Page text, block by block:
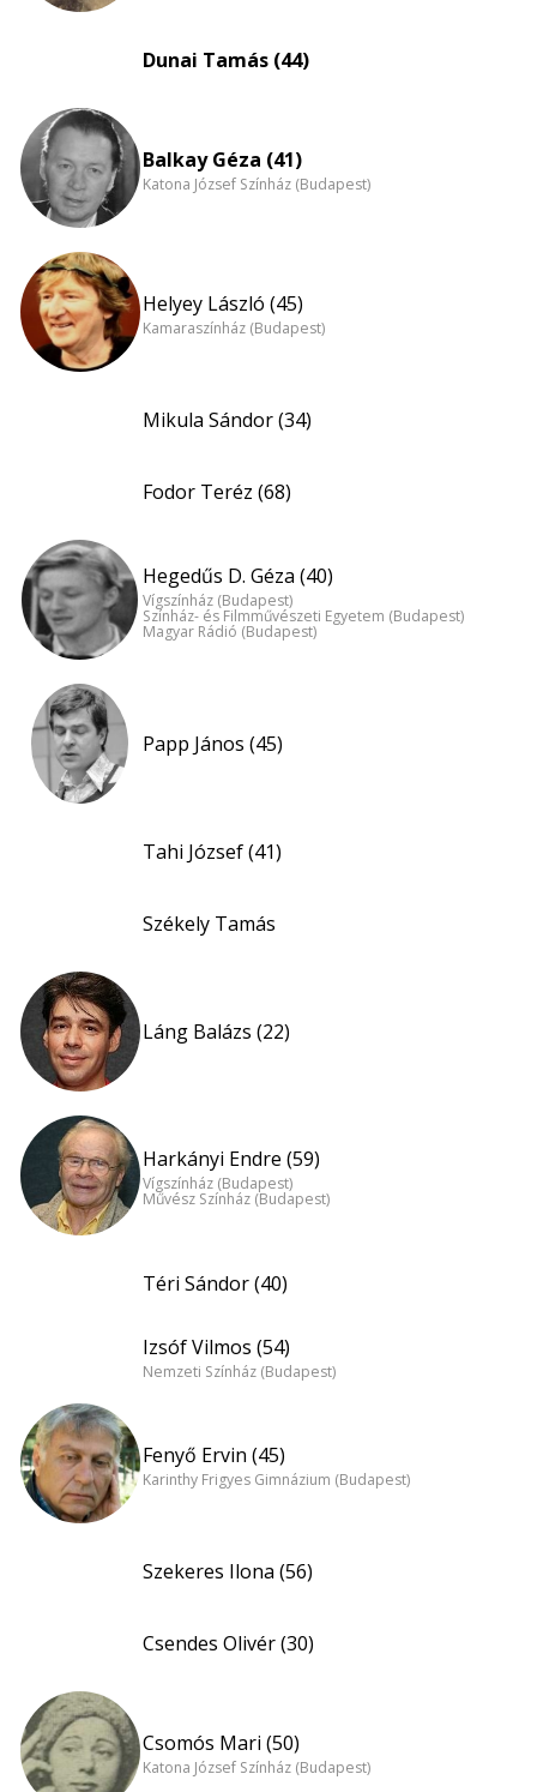
Dunai Tamás (44)
Balkay Géza (41)
Katona József Színház (Budapest)
Helyey László (45)
Kamaraszínház (Budapest)
Mikula Sándor (34)
Fodor Teréz (68)
Hegedűs D. Géza (40)
Vígszínház (Budapest)
Színház- és Filmművészeti Egyetem (Budapest)
Magyar Rádió (Budapest)
Papp János (45)
Tahi József (41)
Székely Tamás
Láng Balázs (22)
Harkányi Endre (59)
Vígszínház (Budapest)
Művész Színház (Budapest)
Téri Sándor (40)
Izsóf Vilmos (54)
Nemzeti Színház (Budapest)
Fenyő Ervin (45)
Karinthy Frigyes Gimnázium (Budapest)
Szekeres Ilona (56)
Csendes Olivér (30)
Csomós Mari (50)
Katona József Színház (Budapest)